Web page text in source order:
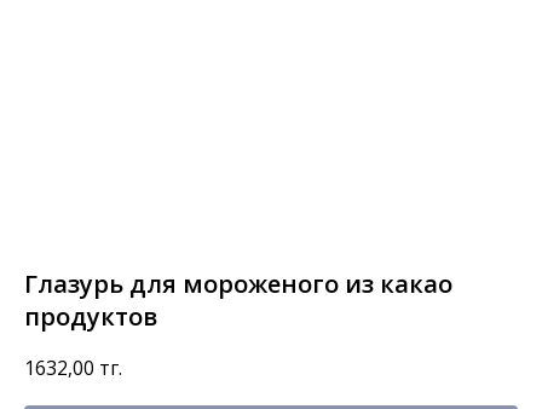
Глазурь для мороженого из какао
продуктов
1632,00 тг.